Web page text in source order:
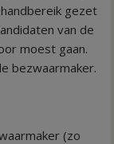
gezet
van de
moest gaan.
bezwaarmaker.
(zo